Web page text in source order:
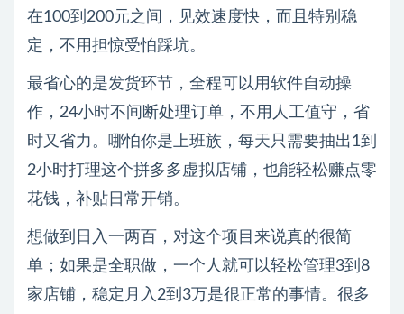
在100到200元之间，见效速度快，而且特别稳
定，不用担惊受怕踩坑。
最省心的是发货环节，全程可以用软件自动操
作，24小时不间断处理订单，不用人工值守，省
时又省力。哪怕你是上班族，每天只需要抽出1到
2小时打理这个拼多多虚拟店铺，也能轻松赚点零
花钱，补贴日常开销。
想做到日入一两百，对这个项目来说真的很简
单；如果是全职做，一个人就可以轻松管理3到8
家店铺，稳定月入2到3万是很正常的事情。很多